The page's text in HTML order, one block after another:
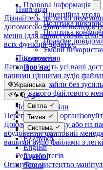
Правова інформація
Ліцензійна угода
Політика
Політика
Правове
Умови
Контакти
Про нас
Українська
عربي
Català
Čeština
Dansk
Deutsch
Ελληνικά
English
Español
Suomi
Світла
Темна
Система
Навігація
Дізнайтесь, як легко
допомогою Панелі вкладок
меню (для користувачів iPad
всіх функцій додатку.
Підключення
Легко пов’яжіть усі ваші
вашими цінними аудіо
свої онлайн-файли без
інтегрованого файлового
Локальні файли
Переглядайте та
Документи додатку або на
вбудований файловий
вашими аудіо файлами з
Редактор тегів
Опануйте мистецтво